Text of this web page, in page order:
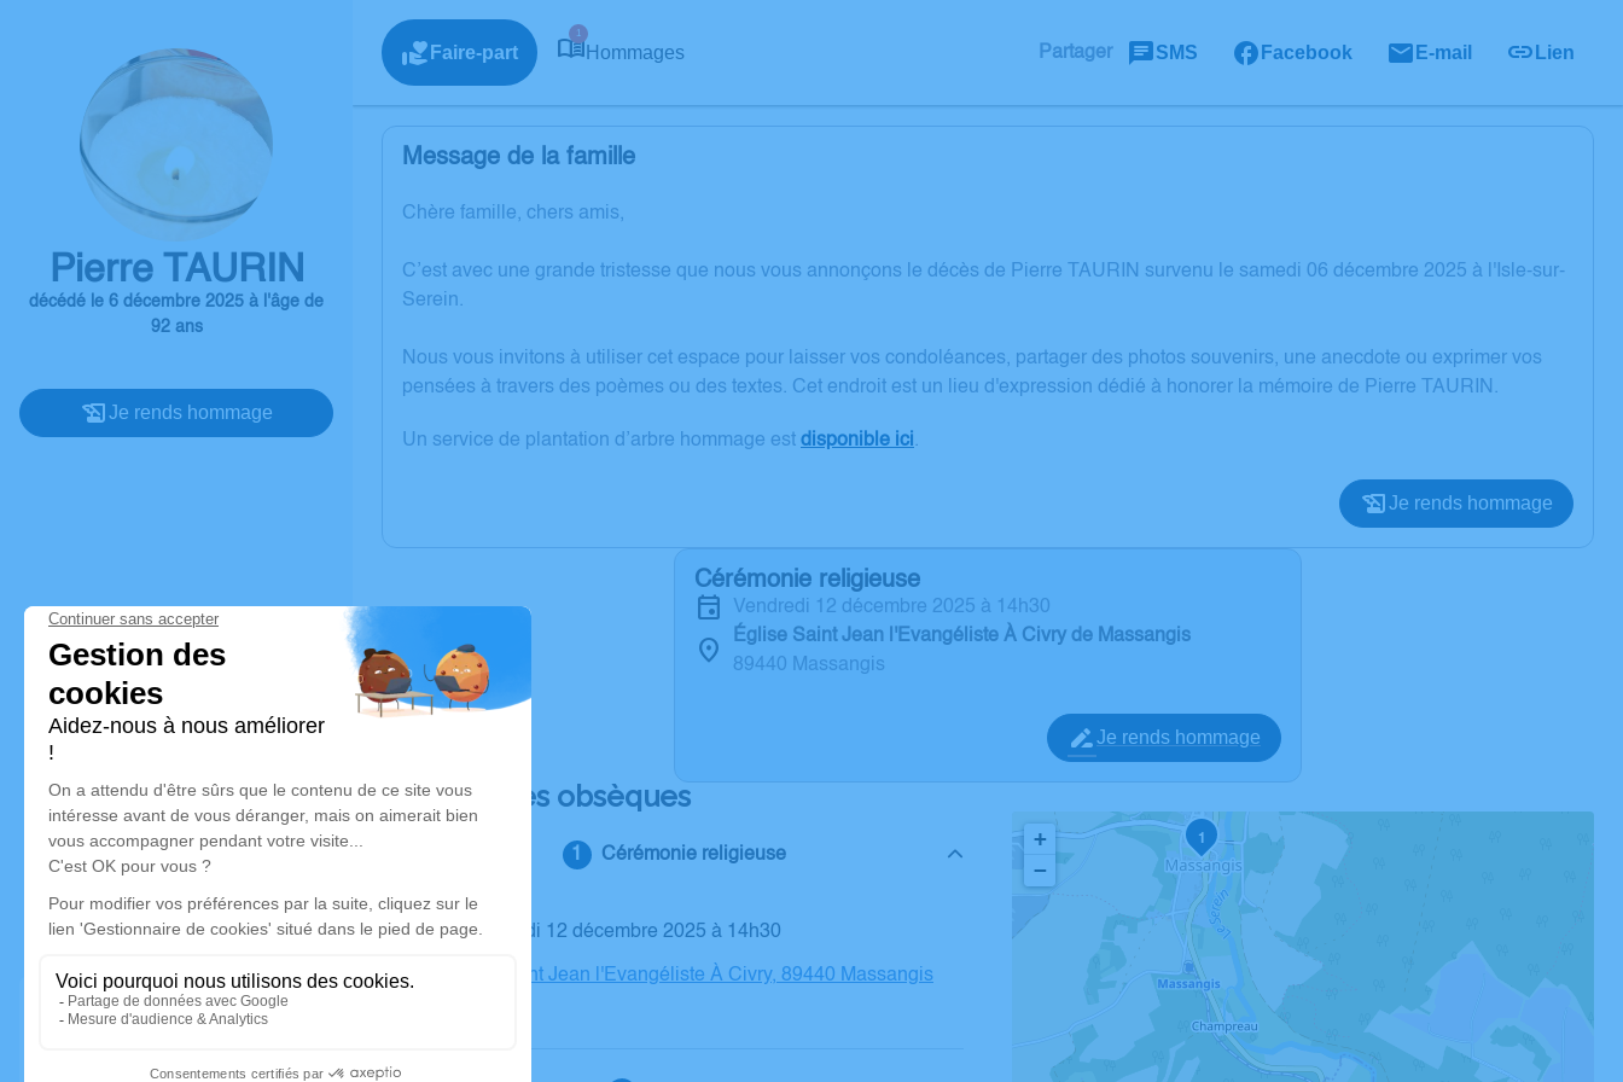
Pierre TAURIN
décédé le 6 décembre 2025 à l'âge de
92 ans
Je rends hommage
Faire-part
1
Hommages Partager SMS Facebook E-mail Lien
Message de la famille
Chère famille, chers amis,
C’est avec une grande tristesse que nous vous annonçons le décès de Pierre TAURIN survenu le samedi 06 décembre 2025 à l'Isle-sur-
Serein.
Nous vous invitons à utiliser cet espace pour laisser vos condoléances, partager des photos souvenirs, une anecdote ou exprimer vos
pensées à travers des poèmes ou des textes. Cet endroit est un lieu d'expression dédié à honorer la mémoire de Pierre TAURIN.
Un service de plantation d’arbre hommage est disponible ici.
Je rends hommage
Cérémonie religieuse
vendredi 12 décembre 2025 à 14h30
Église Saint Jean l'Evangéliste À Civry de Massangis
89440 Massangis
Je rends hommage
Déroulé des obsèques
Cérémonie religieuse
Le vendredi 12 décembre 2025 à 14h30
Église Saint Jean l'Evangéliste À Civry, 89440 Massangis
1
+
−